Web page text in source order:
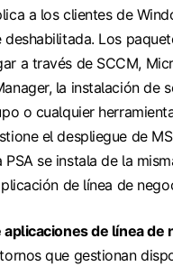
a los clientes de
Los
a través de SCCM,
la instalación de
o cualquier
el despliegue de
se instala de la
de línea de
de línea de
que gestionan